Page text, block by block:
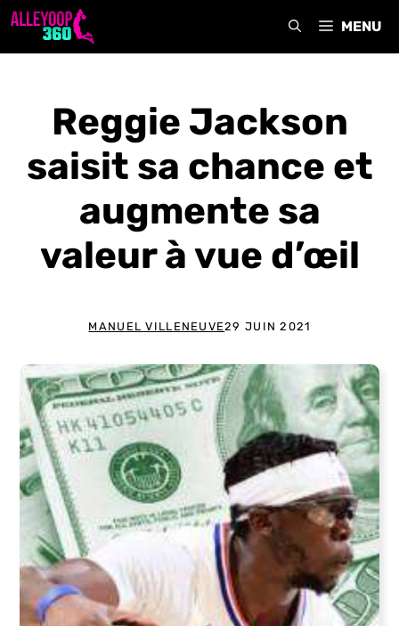
Aller
MENU
Reggie Jackson
saisit sa chance et
augmente sa
valeur à vue d’œil
MANUEL VILLENEUVE29 JUIN 2021